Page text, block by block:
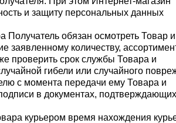
и защиту персональных данных
Получатель обязан осмотреть Товар и
заявленному количеству,
проверить срок службы Товара и
гибели или случайного
с момента передачи ему Товара и
в документах, подтверждающих
курьером время нахождения